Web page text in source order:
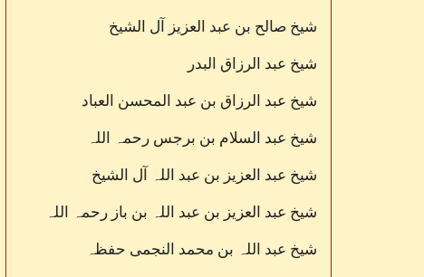
شیخ صالح بن عبد العزیز آل الشیخ
شیخ عبد الرزاق البدر
شیخ عبد الرزاق بن عبد المحسن العباد
شیخ عبد السلام بن برجس رحمہ اللہ
شیخ عبد العزیز بن عبد اللہ آل الشیخ
شیخ عبد العزیز بن عبد اللہ بن باز رحمہ اللہ
شیخ عبد اللہ بن محمد النجمی حفظہ